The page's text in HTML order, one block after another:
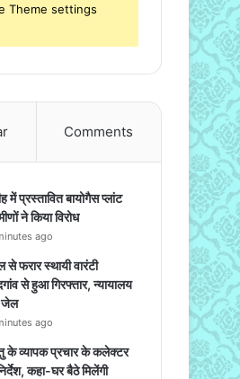
Theme settings
Comments
में प्रस्तावित बायोगैस प्लांट
ने किया विरोध
ago
से फरार स्थायी वारंटी
से हुआ गिरफ्तार, न्यायालय
जेल
ago
के व्यापक प्रचार के कलेक्टर
कहा-घर बैठे मिलेंगी